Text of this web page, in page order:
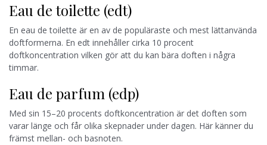
Eau de toilette (edt)
En eau de toilette är en av de populäraste och mest lättanvända
doftformerna. En edt innehåller cirka 10 procent
doftkoncentration vilken gör att du kan bära doften i några
timmar.
Eau de parfum (edp)
Med sin 15–20 procents doftkoncentration är det doften som
varar länge och får olika skepnader under dagen. Här känner du
främst mellan- och basnoten.